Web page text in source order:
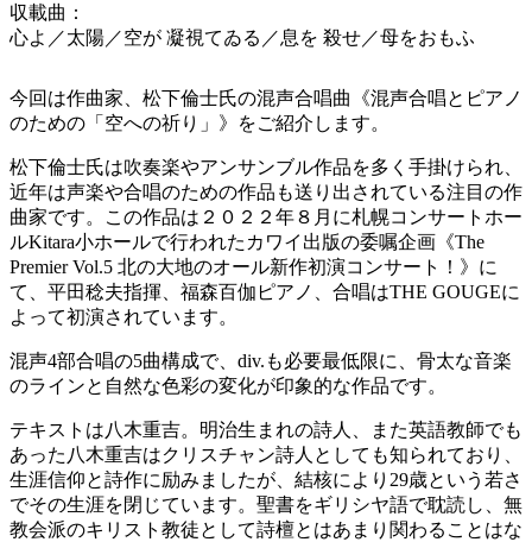
収載曲：
心よ／太陽／空が 凝視てゐる／息を 殺せ／母をおもふ
今回は作曲家、松下倫士氏の混声合唱曲《混声合唱とピアノ
のための「空への祈り」》をご紹介します。
松下倫士氏は吹奏楽やアンサンブル作品を多く手掛けられ、
近年は声楽や合唱のための作品も送り出されている注目の作
曲家です。この作品は２０２２年８月に札幌コンサートホー
ルKitara小ホールで行われたカワイ出版の委嘱企画《The
Premier Vol.5 北の大地のオール新作初演コンサート！》に
て、平田稔夫指揮、福森百伽ピアノ、合唱はTHE GOUGEに
よって初演されています。
混声4部合唱の5曲構成で、div.も必要最低限に、骨太な音楽
のラインと自然な色彩の変化が印象的な作品です。
テキストは八木重吉。明治生まれの詩人、また英語教師でも
あった八木重吉はクリスチャン詩人としても知られており、
生涯信仰と詩作に励みましたが、結核により29歳という若さ
でその生涯を閉じています。聖書をギリシヤ語で耽読し、無
教会派のキリスト教徒として詩檀とはあまり関わることはな